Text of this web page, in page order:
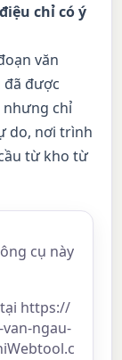
chỉ có ý
văn
đã được
nhưng chỉ
do, nơi trình
từ kho từ
cụ này
tại https://
ngau-